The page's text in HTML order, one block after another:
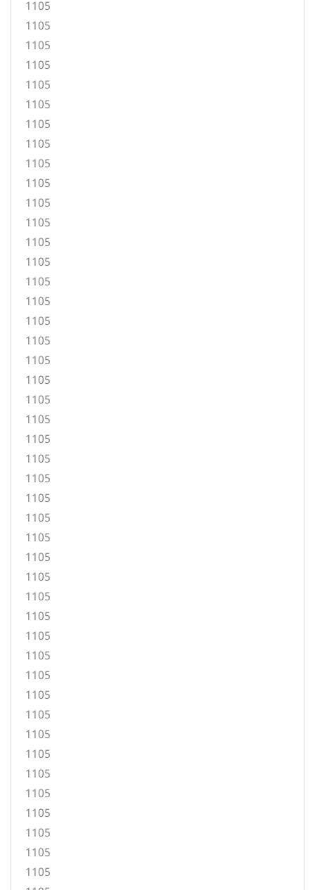
1105
1105
1105
1105
1105
1105
1105
1105
1105
1105
1105
1105
1105
1105
1105
1105
1105
1105
1105
1105
1105
1105
1105
1105
1105
1105
1105
1105
1105
1105
1105
1105
1105
1105
1105
1105
1105
1105
1105
1105
1105
1105
1105
1105
1105